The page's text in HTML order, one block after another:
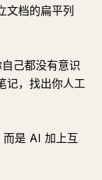
文档的扁平列
己都没有意识
记，找出你人工
而是 AI 加上互